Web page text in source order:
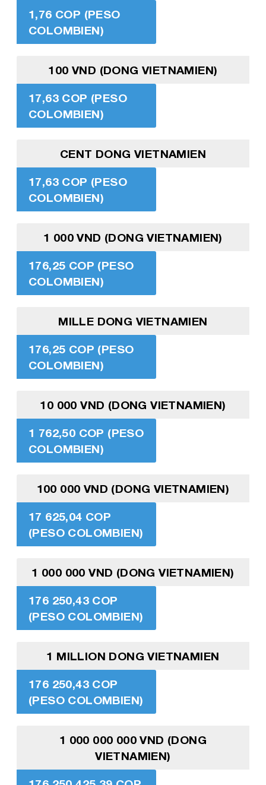
1,76 COP (PESO
COLOMBIEN)
100 VND (DONG VIETNAMIEN)
17,63 COP (PESO
COLOMBIEN)
CENT DONG VIETNAMIEN
17,63 COP (PESO
COLOMBIEN)
1 000 VND (DONG VIETNAMIEN)
176,25 COP (PESO
COLOMBIEN)
MILLE DONG VIETNAMIEN
176,25 COP (PESO
COLOMBIEN)
10 000 VND (DONG VIETNAMIEN)
1 762,50 COP (PESO
COLOMBIEN)
100 000 VND (DONG VIETNAMIEN)
17 625,04 COP
(PESO COLOMBIEN)
1 000 000 VND (DONG VIETNAMIEN)
176 250,43 COP
(PESO COLOMBIEN)
1 MILLION DONG VIETNAMIEN
176 250,43 COP
(PESO COLOMBIEN)
1 000 000 000 VND (DONG
VIETNAMIEN)